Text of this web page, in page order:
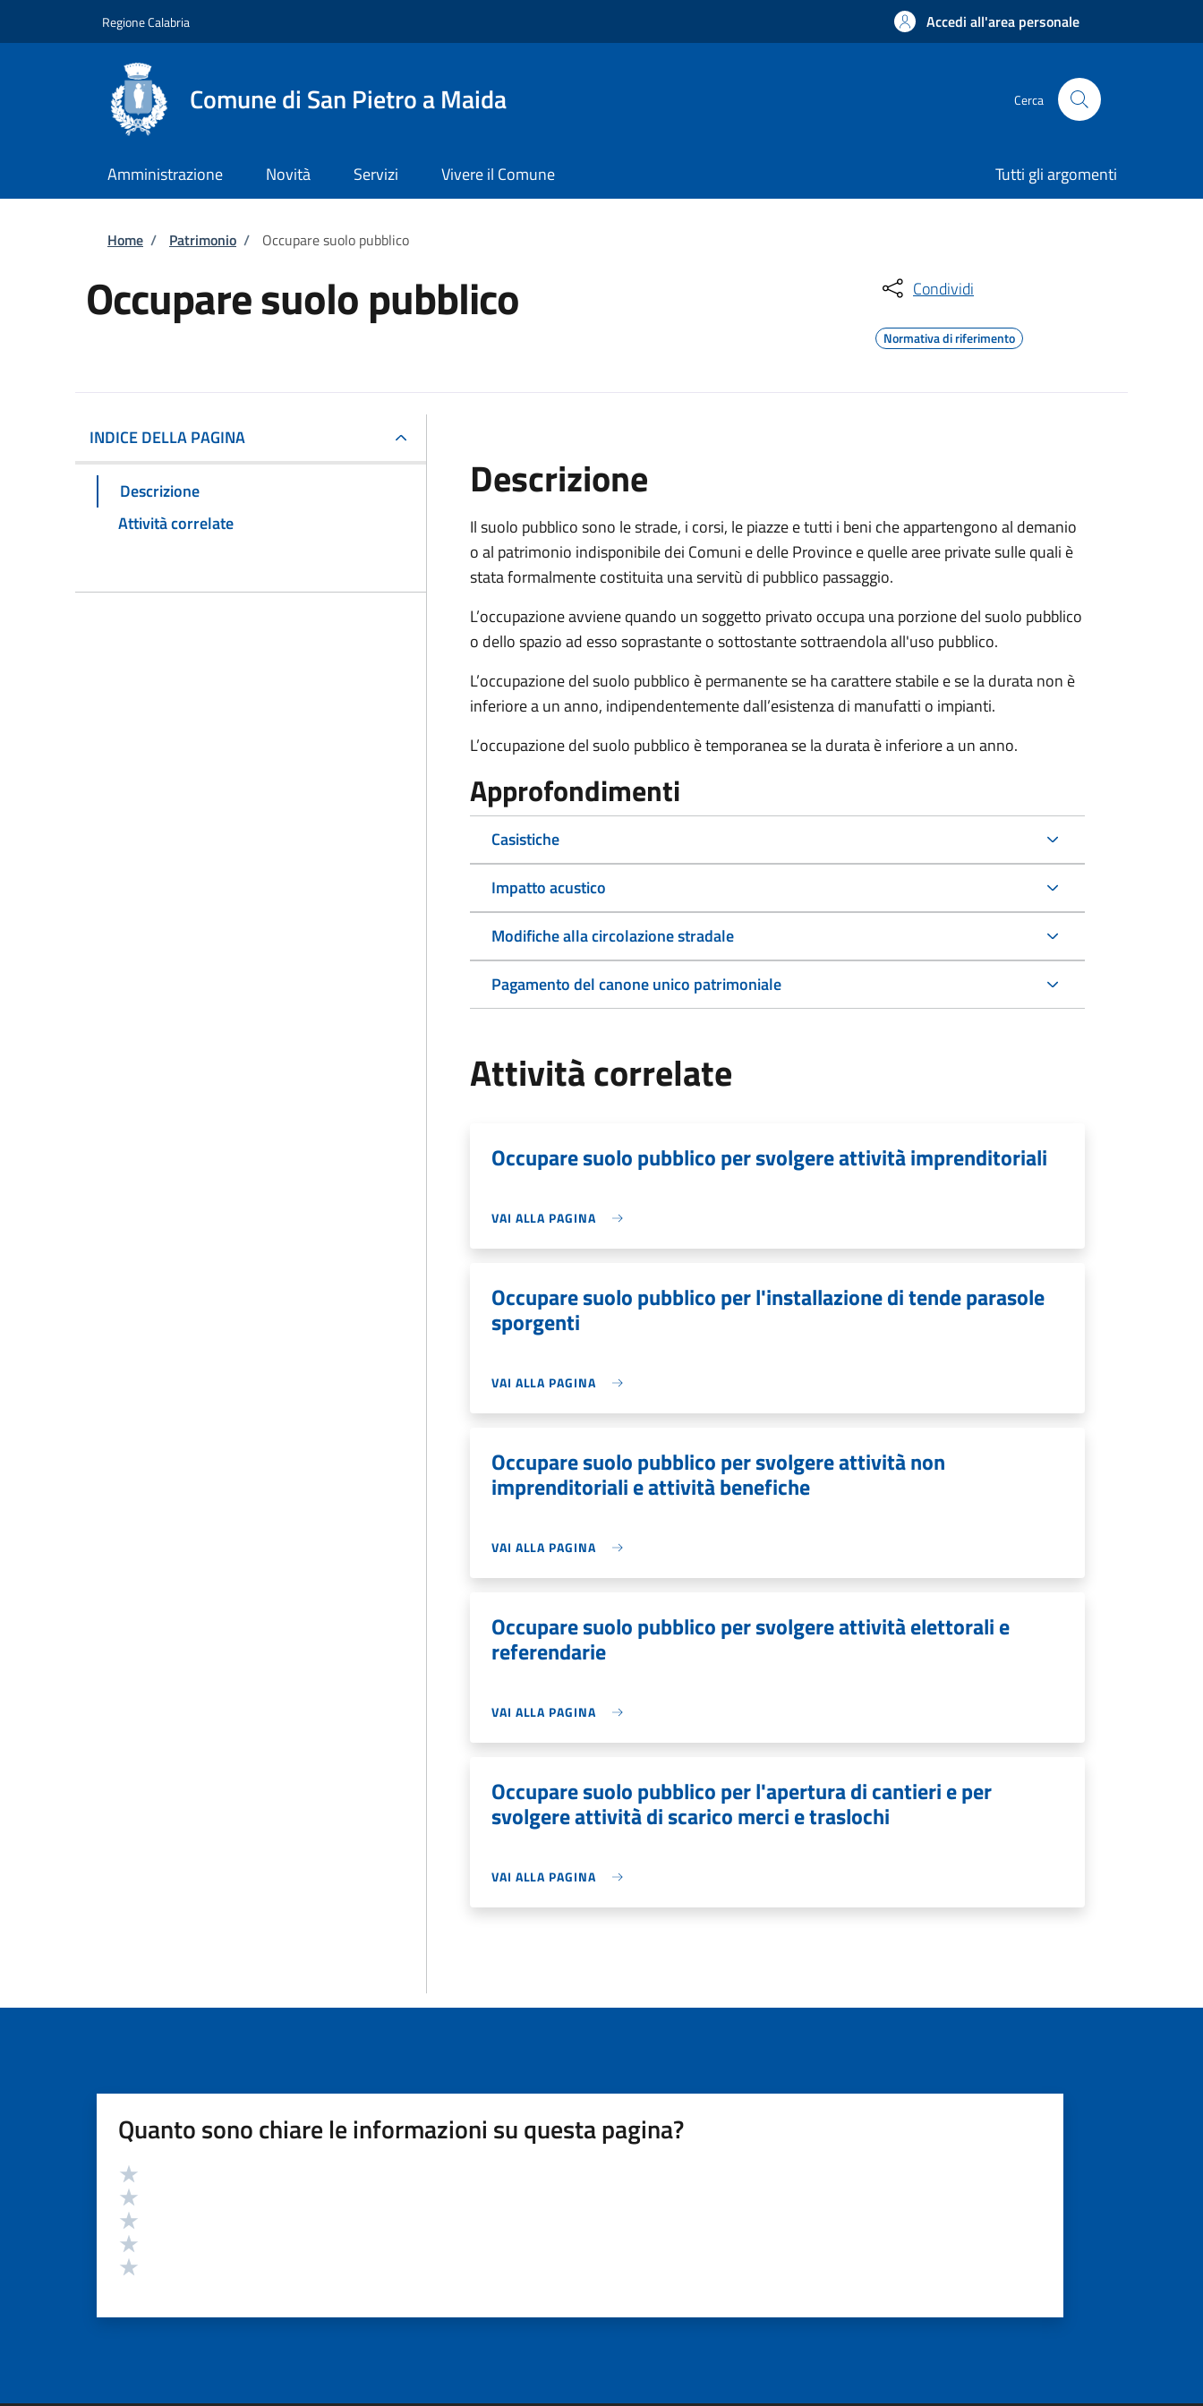
Regione Calabria Accedi all'area personale
Comune di San Pietro a Maida Cerca
Amministrazione Novità Servizi Vivere il Comune Tutti gli argomenti
Briciole di pane
Home / Patrimonio / Occupare suolo pubblico
Occupare suolo pubblico Condividi
Normativa di riferimento
INDICE DELLA PAGINA
Descrizione
Attività correlate
Descrizione
Il suolo pubblico sono le strade, i corsi, le piazze e tutti i beni che appartengono al demanio
o al patrimonio indisponibile dei Comuni e delle Province e quelle aree private sulle quali è
stata formalmente costituita una servitù di pubblico passaggio.
L’occupazione avviene quando un soggetto privato occupa una porzione del suolo pubblico
o dello spazio ad esso soprastante o sottostante sottraendola all'uso pubblico.
L’occupazione del suolo pubblico è permanente se ha carattere stabile e se la durata non è
inferiore a un anno, indipendentemente dall’esistenza di manufatti o impianti.
L’occupazione del suolo pubblico è temporanea se la durata è inferiore a un anno.
Approfondimenti
Casistiche
Impatto acustico
Modifiche alla circolazione stradale
Pagamento del canone unico patrimoniale
Attività correlate
Occupare suolo pubblico per svolgere attività imprenditoriali
VAI ALLA PAGINA
Occupare suolo pubblico per l'installazione di tende parasole
sporgenti
VAI ALLA PAGINA
Occupare suolo pubblico per svolgere attività non
imprenditoriali e attività benefiche
VAI ALLA PAGINA
Occupare suolo pubblico per svolgere attività elettorali e
referendarie
VAI ALLA PAGINA
Occupare suolo pubblico per l'apertura di cantieri e per
svolgere attività di scarico merci e traslochi
VAI ALLA PAGINA
Quanto sono chiare le informazioni su questa pagina?
Valutazione